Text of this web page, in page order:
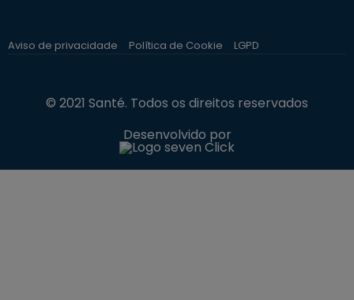
Aviso de privacidade Política de Cookie LGPD
© 2021 Santé. Todos os direitos reservados
Desenvolvido por